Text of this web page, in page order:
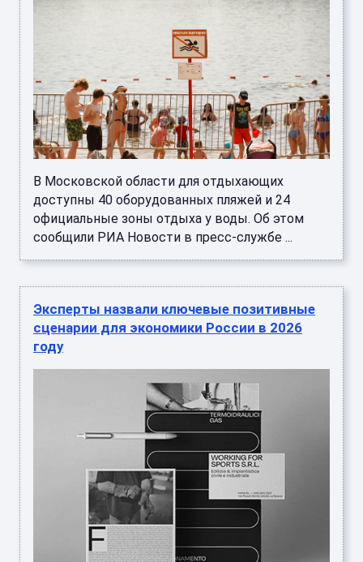
В Московской области для отдыхающих
доступны 40 оборудованных пляжей и 24
официальные зоны отдыха у воды. Об этом
сообщили РИА Новости в пресс-службе ...
Эксперты назвали ключевые позитивные
сценарии для экономики России в 2026
году